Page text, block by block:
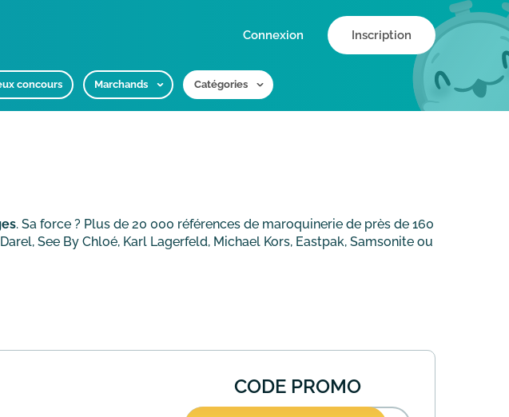
Connexion Inscription
concours Marchands Catégories
. Sa force ? Plus de 20 000 références de maroquinerie de près de 160
See By Chloé, Karl Lagerfeld, Michael Kors, Eastpak, Samsonite ou
CODE PROMO